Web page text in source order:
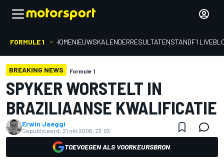
FORMULE 1 HOMENIEUWSKALENDERRESULTATENSTANDF1
BREAKING NEWS Formule 1
SPYKER WORSTELT IN
BRAZILIAANSE KWALIFICATIE
Erwin Jaeggi
Gepubliceerd: 21 okt 2006, 23:03
TOEVOEGEN ALS VOORKEURSBRON